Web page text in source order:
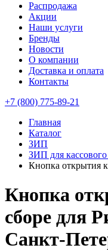
Распродажа
Акции
Наши услуги
Бренды
Новости
О компании
Доставка и оплата
Контакты
+7 (800) 775-89-21
Главная
Каталог
ЗИП
ЗИП для
Кнопка открытия
Кнопка
сборе для
Санкт-